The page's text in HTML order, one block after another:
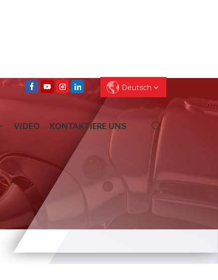
Deutsch
English
Français
Deutsch
Pусский
Español
العربية
VIDEO KONTAKTIERE UNS